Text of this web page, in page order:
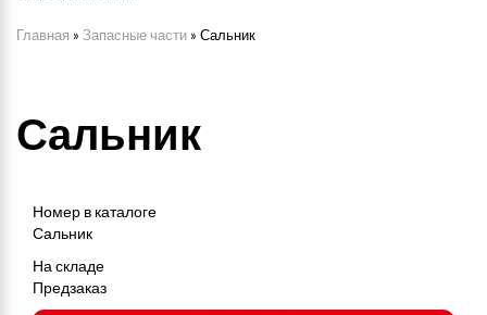
Главная » Запасные части » Сальник
Сальник
Номер в каталоге
Сальник
На складе
Предзаказ